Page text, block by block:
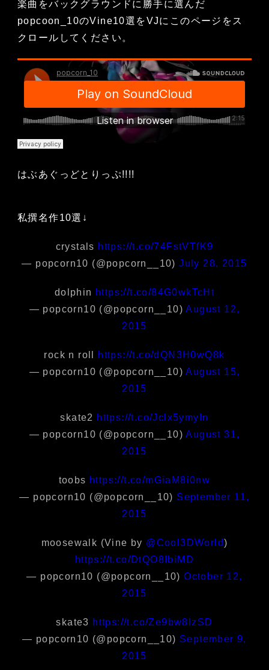
楽曲をバックグラウンドに勝手に選んだ
popcoon_10のVine10選をVJにこのページをス
クロールしてください。
はぶあぐっどとりっぷ!!!!
私撰名作10選↓
crystals https://t.co/74FstVTfK9
— popcorn10 (@popcorn__10)July 28, 2015
dolphin https://t.co/84G0wkTcHt
— popcorn10 (@popcorn__10)August 12,
2015
rock n roll
https://t.co/dQN3H0wQ8k
— popcorn10 (@popcorn__10)August 15,
2015
skate2 https://t.co/Jclx5ymyIn
— popcorn10 (@popcorn__10)August 31,
2015
toobs https://t.co/mGiaM8i0nw
— popcorn10 (@popcorn__10) September 11,
2015
moosewalk (Vine by @Cool3DWorld)
https://t.co/DtQO8IbiMD
— popcorn10 (@popcorn__10)October 12,
2015
skate3 https://t.co/Ze9bw8lzSD
— popcorn10 (@popcorn__10) September 9,
2015